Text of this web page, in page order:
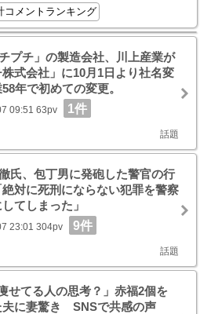
コメントランキング
プチ」の製造会社、川上産業が
株式会社」に10月1日より社名変
年で初めての変更。
09:51 63pv 1件
話題
氏、包丁男に発砲した警官の行
対に死刑にならない犯罪を警察
てしまった」
23:01 304pv 9件
話題
せてる人の思考？」赤福2個を
夫に妻驚き SNSで共感の声